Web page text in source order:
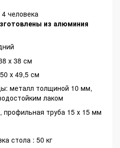
человека
из алюминия
х 38 см
х 49,5 см
металл толщиной 10 мм,
лаком
профильная труба 15 х 15 мм
стола : 50 кг